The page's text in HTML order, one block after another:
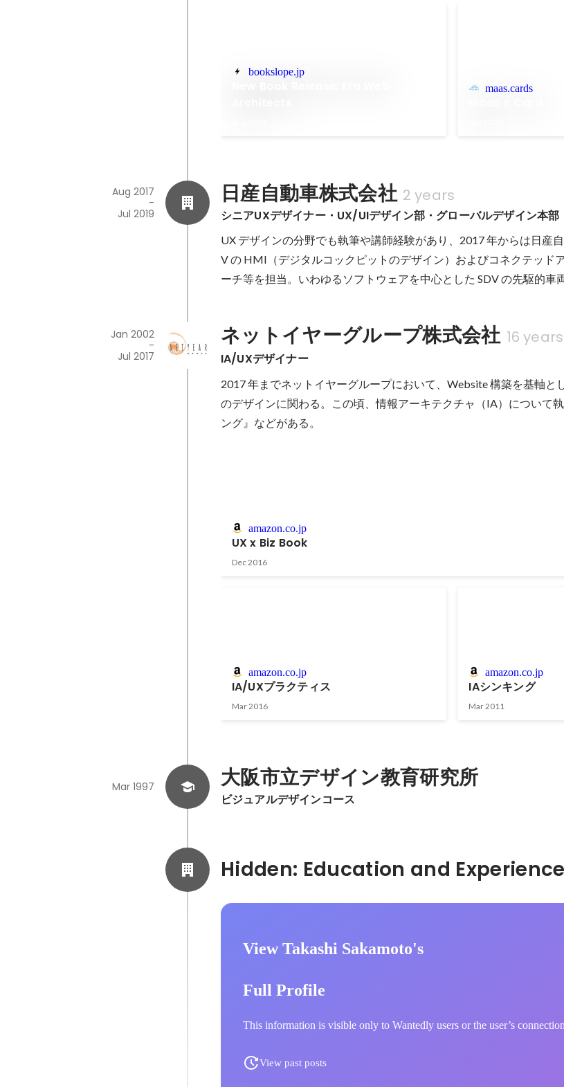
bookslope.jp
maas.cards
日産自動車株式会社 2 years
シニアUXデザイナー・UX/UIデザイン部・グローバルデザイン本部
Aug 2017
-
Jul 2019
UX デザインの分野でも執筆や講師経験があり、2017 年からは日産
V の HMI（デジタルコックピットのデザイン）およびコネクテッド
ーチ等を担当。いわゆるソフトウェアを中心とした SDV の先駆的車
ネットイヤーグループ株式会社 16 years
IA/UXデザイナー
Jan 2002
-
Jul 2017
2017 年までネットイヤーグループにおいて、Website 構築を基軸と
のデザインに関わる。この頃、情報アーキテクチャ（IA）について
ング』などがある。
amazon.co.jp
UX x Biz Book
Dec 2016
amazon.co.jp
IA/UXプラクティス
Mar 2016
amazon.co.jp
IAシンキング
Mar 2011
大阪市立デザイン教育研究所
ビジュアルデザインコース
Mar 1997
View Takashi Sakamoto's
Full Profile
This information is visible only to Wantedly users or the user’s
View past posts